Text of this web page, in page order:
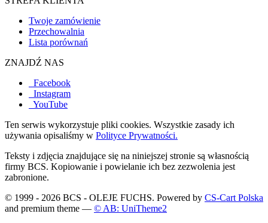
Twoje zamówienie
Przechowalnia
Lista porównań
ZNAJDŹ NAS
Facebook
Instagram
YouTube
Ten serwis wykorzystuje pliki cookies. Wszystkie zasady ich
używania opisaliśmy w Polityce Prywatności.
Teksty i zdjęcia znajdujące się na niniejszej stronie są własnością
firmy BCS. Kopiowanie i powielanie ich bez zezwolenia jest
zabronione.
© 1999 - 2026 BCS - OLEJE FUCHS. Powered by CS-Cart Polska
and premium theme — © AB: UniTheme2